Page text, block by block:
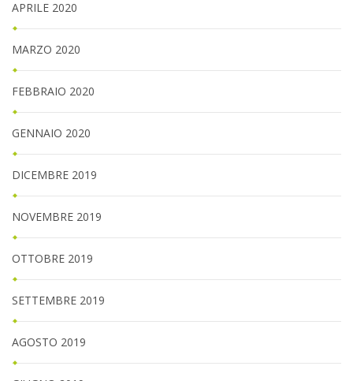
APRILE 2020
MARZO 2020
FEBBRAIO 2020
GENNAIO 2020
DICEMBRE 2019
NOVEMBRE 2019
OTTOBRE 2019
SETTEMBRE 2019
AGOSTO 2019